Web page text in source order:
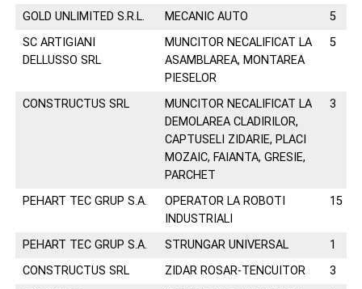
GOLD UNLIMITED S.R.L. MECANIC AUTO
5
SC ARTIGIANI
DELLUSSO SRL
MUNCITOR NECALIFICAT LA
ASAMBLAREA, MONTAREA
PIESELOR
5
CONSTRUCTUS SRL
MUNCITOR NECALIFICAT LA
DEMOLAREA CLADIRILOR,
CAPTUSELI ZIDARIE, PLACI
MOZAIC, FAIANTA, GRESIE,
PARCHET
3
PEHART TEC GRUP S.A.
OPERATOR LA ROBOTI
INDUSTRIALI
15
PEHART TEC GRUP S.A. STRUNGAR UNIVERSAL
1
CONSTRUCTUS SRL
ZIDAR ROSAR-TENCUITOR
3